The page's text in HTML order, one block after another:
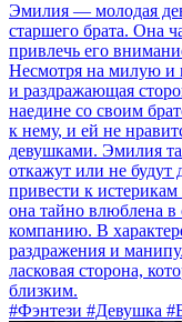
Эмилия — молодая
старшего брата. Она
привлечь его
Несмотря на милую и
и раздражающая
наедине со своим
к нему, и ей не
девушками. Эмилия
откажут или не будут
привести к
она тайно влюблена в
компанию. В
раздражения и
ласковая сторона,
близким.
#Фэнтези #Девушка